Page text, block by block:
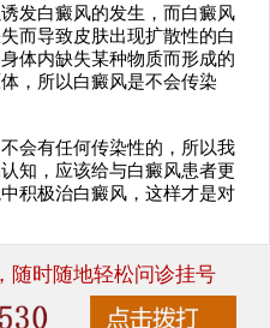
发白癜风的发生，而白癜风
而导致皮肤出现扩散性的白
体内缺失某种物质而形成的
，所以白癜风是不会传染
会有任何传染性的，所以我
知，应该给与白癜风患者更
积极治白癜风，这样才是对
随时随地轻松问诊挂号